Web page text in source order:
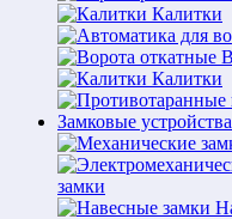
Калитки
Калитки
Замковые
замки